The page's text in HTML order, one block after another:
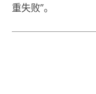
重失败”。